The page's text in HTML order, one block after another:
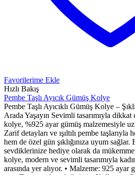
Favorilerime Ekle
Hızlı Bakış
Pembe Taşlı Ayıcık Gümüş Kolye
Pembe Taşlı Ayıcıklı Gümüş Kolye –
Arada Yaşayın Sevimli tasarımıyla dikkat
kolye, %925 ayar gümüş malzemesiyle
Zarif detayları ve ışıltılı pembe
hem de özel gün şıklığınıza uyum sağlar.
sevdiklerinize hediye olarak da
kolye, modern ve sevimli tasarımıyla
arasında yer alıyor. • Malzeme: 925 ayar